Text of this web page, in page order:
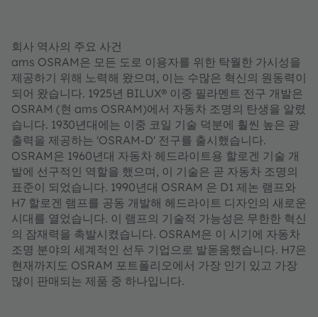
회사 역사의 주요 사건
ams OSRAM은 모든 도로 이용자를 위한 탁월한 가시성을
제공하기 위해 노력해 왔으며, 이는 수많은 혁신의 원동력이
되어 왔습니다. 1925년 BILUX® 이중 필라멘트 전구 개발은
OSRAM (현 ams OSRAM)에서 자동차 조명의 탄생을 알렸
습니다. 1930년대에는 이중 코일 기술 덕분에 훨씬 높은 광
출력을 제공하는 'OSRAM-D' 전구를 출시했습니다.
OSRAM은 1960년대 자동차 헤드라이트용 할로겐 기술 개
발에 선구적인 역할을 했으며, 이 기술은 곧 자동차 조명의
표준이 되었습니다. 1990년대 OSRAM 은 D1 제논 램프와
H7 할로겐 램프를 공동 개발해 헤드라이트 디자인의 새로운
시대를 열었습니다. 이 램프의 기술적 가능성은 무한한 혁신
의 잠재력을 촉발시켰습니다. OSRAM은 이 시기에 자동차
조명 분야의 세계적인 선두 기업으로 발돋움했습니다. H7은
현재까지도 OSRAM 포트폴리오에서 가장 인기 있고 가장
많이 판매되는 제품 중 하나입니다.